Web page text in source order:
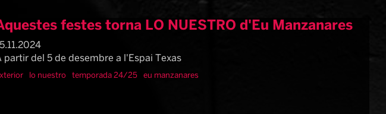
festes torna LO NUESTRO d'Eu Manzanares
partir del 5 de desembre a l'Espai Texas
lo nuestro temporada 24/25 eu manzanares